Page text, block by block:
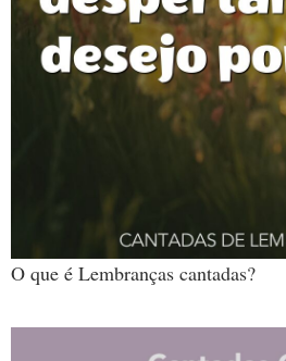
O que é Lembranças cantadas?